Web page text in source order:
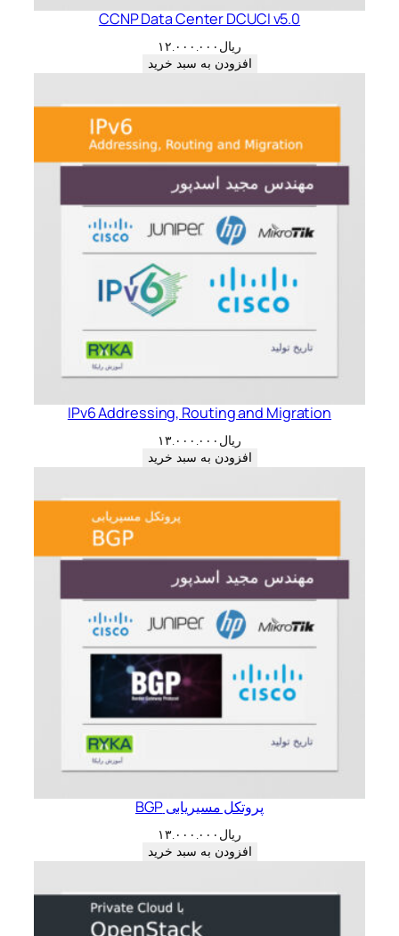
CCNP Data Center DCUCI v5.0
ریال ۱۲.۰۰۰.۰۰۰
افزودن به سبد خرید
IPv6 Addressing, Routing and Migration
ریال ۱۳.۰۰۰.۰۰۰
افزودن به سبد خرید
پروتکل مسیریابی BGP
ریال ۱۳.۰۰۰.۰۰۰
افزودن به سبد خرید